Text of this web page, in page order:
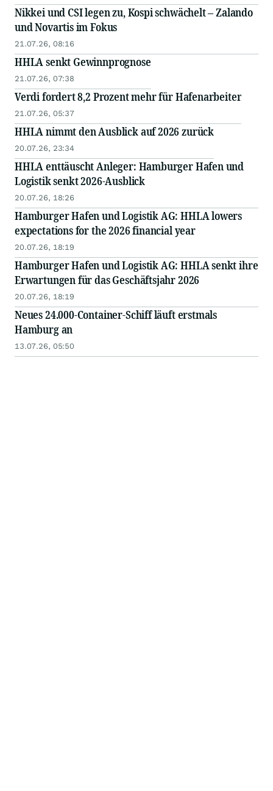
Nikkei und CSI legen zu, Kospi schwächelt – Zalando
und Novartis im Fokus
21.07.26, 08:16
HHLA senkt Gewinnprognose
21.07.26, 07:38
Verdi fordert 8,2 Prozent mehr für Hafenarbeiter
21.07.26, 05:37
HHLA nimmt den Ausblick auf 2026 zurück
20.07.26, 23:34
HHLA enttäuscht Anleger: Hamburger Hafen und
Logistik senkt 2026-Ausblick
20.07.26, 18:26
Hamburger Hafen und Logistik AG: HHLA lowers
expectations for the 2026 financial year
20.07.26, 18:19
Hamburger Hafen und Logistik AG: HHLA senkt ihre
Erwartungen für das Geschäftsjahr 2026
20.07.26, 18:19
Neues 24.000-Container-Schiff läuft erstmals
Hamburg an
13.07.26, 05:50